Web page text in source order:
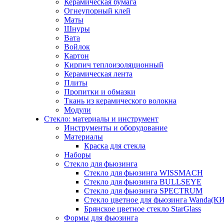
Керамическая бумага
Огнеупорный клей
Маты
Шнуры
Вата
Войлок
Картон
Кирпич теплоизоляционный
Керамическая лента
Плиты
Пропитки и обмазки
Ткань из керамического волокна
Модули
Стекло: материалы и инструмент
Инструменты и оборудование
Материалы
Краска для стекла
Наборы
Стекло для фьюзинга
Стекло для фьюзинга WISSMACH
Стекло для фьюзинга BULLSEYE
Стекло для фьюзинга SPECTRUM
Стекло цветное для фьюзинга
Брянское цветное стекло StarGlass
Формы для фьюзинга